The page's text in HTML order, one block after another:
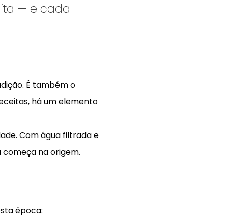
— e cada
É também o
há um elemento
Com água filtrada e
na origem.
época: